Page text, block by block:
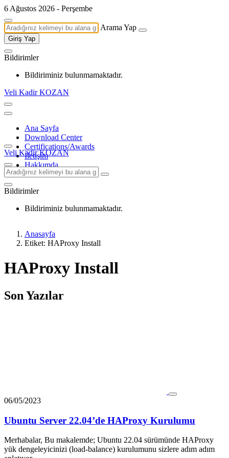
6 Ağustos 2026 - Perşembe
Arama Yap
Giriş Yap
Bildirimler
Bildiriminiz bulunmamaktadır.
Veli Kadir KOZAN
Ana Sayfa
Download Center
Certifications/Awards
İletişim
Hakkımda
Veli Kadir KOZAN
Bildirimler
Bildiriminiz bulunmamaktadır.
Anasayfa
Etiket: HAProxy Install
HAProxy Install
Son Yazılar
06/05/2023
Ubuntu Server 22.04’de HAProxy Kurulumu
Merhabalar, Bu makalemde; Ubuntu 22.04 sürümünde HAProxy
yük dengeleyicinizi (load-balance) kurulumunu sizlere adım adım